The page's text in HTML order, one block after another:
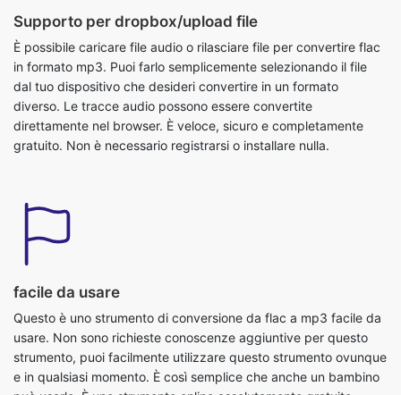
dal tuo dispositivo che desideri convertire in un formato
diverso. Le tracce audio possono essere convertite
direttamente nel browser. È veloce, sicuro e completamente
gratuito. Non è necessario registrarsi o installare nulla.
strumento, puoi facilmente utilizzare questo strumento ovunque
e in qualsiasi momento. È così semplice che anche un bambino
può usarlo. È uno strumento online assolutamente gratuito.
Converte i file audio in pochi secondi. Tutto quello che devi fare
è inviare il file originale e otterrai un file in formato y
trasformato. Chiunque abbia un telefono, un tablet, un laptop o